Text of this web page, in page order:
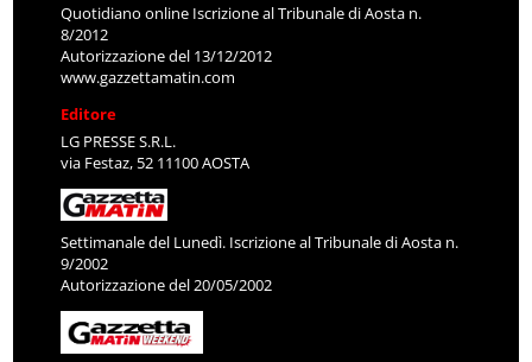
Quotidiano online Iscrizione al Tribunale di Aosta n.
8/2012
Autorizzazione del 13/12/2012
www.gazzettamatin.com
Editore
LG PRESSE S.R.L.
via Festaz, 52 11100 AOSTA
Settimanale del Lunedì. Iscrizione al Tribunale di Aosta n.
9/2002
Autorizzazione del 20/05/2002